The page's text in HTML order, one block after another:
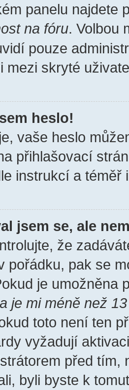
panelu najdete
na fóru. Volbou
pouze
mezi skryté
heslo!
vaše heslo
přihlašovací
instrukcí a téměř
jsem se, ale
že
pořádku, pak se
je umožněna
je mi méně než
toto není ten
vyžadují
před tím,
byli byste k